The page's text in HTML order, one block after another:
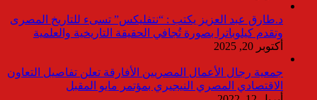
د.طارق عبد العزيز يكتب : “نتفليكس” تسىء للتاريخ المصرى
وتقدم كيلوباترا بصورة تُجافي الحقيقة التاريخية والعلمية
أكتوبر 20, 2025
جمعية رجال الأعمال المصريين الأفارقة تعلن تفاصيل التعاون
الاقتصادي المصري النيجيري بمؤتمر مايو المقبل